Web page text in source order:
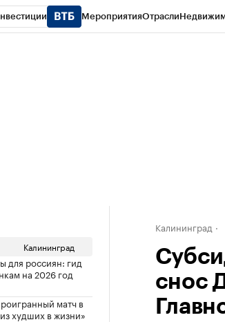
МероприятияОтрасли
Калининград
для россиян: гид
на 2026 год
матч в
худших в жизни»
Калининград
снос